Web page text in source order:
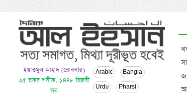
ইয়াওমুল আহাদ (রোববার)
২৫ ছফর শরীফ, ১৪৪৮ হিজরী
সন
Arabic Bangla
Urdu Pharsi